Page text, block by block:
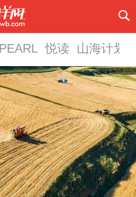
PEARL 悦读 山海计划